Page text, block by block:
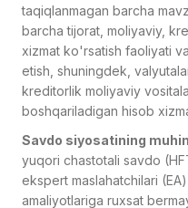
taqiqlanmagan barcha
barcha tijorat, moliyaviy,
xizmat ko'rsatish faoliyati
etish, shuningdek,
kreditorlik moliyaviy
boshqariladigan hisob
Savdo siyosatining
yuqori chastotali savdo
ekspert maslahatchilari
amaliyotlariga ruxsat